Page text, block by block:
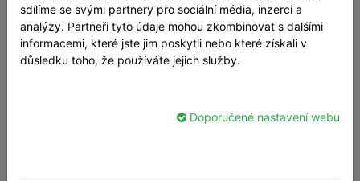
sdílíme se svými partnery pro sociální média, inzerci a
analýzy. Partneři tyto údaje mohou zkombinovat s dalšími
informacemi, které jste jim poskytli nebo které získali v
důsledku toho, že používáte jejich služby.
Doporučené nastavení webu